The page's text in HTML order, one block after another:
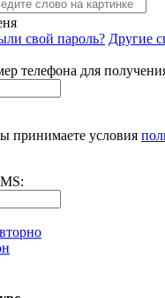
свой пароль? Другие
телефона для
принимаете условия